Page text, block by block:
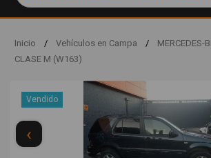
Inicio / Vehículos en Campa / MERCEDES-
CLASE M (W163)
Vendido
‹